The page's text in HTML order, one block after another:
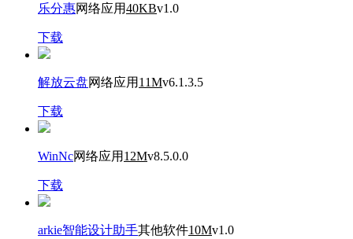
乐分惠网络应用40KBv1.0
下载
解放云盘网络应用 11Mv6.1.3.5
下载
WinNc网络应用 12Mv8.5.0.0
下载
arkie智能设计助手其他软件10Mv1.0